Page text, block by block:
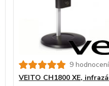
9 hodnocení
VEITO CH1800 XE,